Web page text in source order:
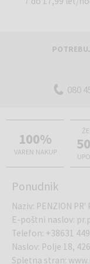
080
100%
VAREN NAKUP
Ponudnik
Naziv: PENZION PR'
E-poštni naslov:
Telefon: +38631
Naslov: Polje 18,
Spletna stran: